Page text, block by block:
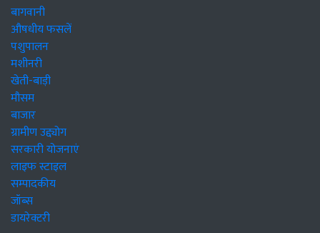
बागवानी
औषधीय फसलें
पशुपालन
मशीनरी
खेती-बाड़ी
मौसम
बाजार
ग्रामीण उद्द्योग
सरकारी योजनाएं
लाइफ स्टाइल
सम्पादकीय
जॉब्स
डायरेक्टरी